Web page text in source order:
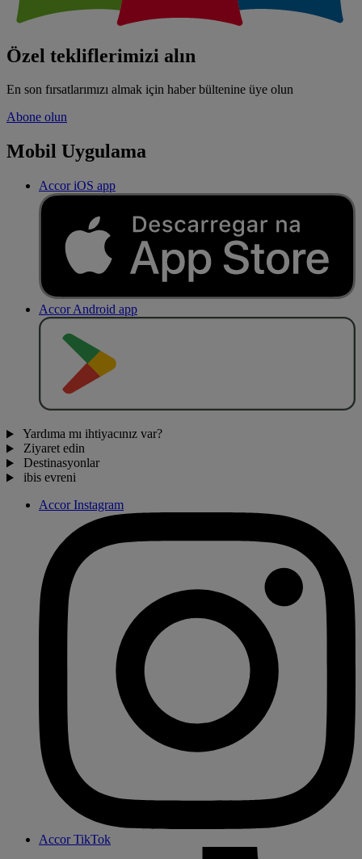
Özel tekliflerimizi alın
En son fırsatlarımızı almak için haber bültenine üye olun
Abone olun
Mobil Uygulama
Accor iOS app
Accor Android app
Yardıma mı ihtiyacınız var?
Ziyaret edin
Destinasyonlar
ibis evreni
Accor Instagram
Accor TikTok